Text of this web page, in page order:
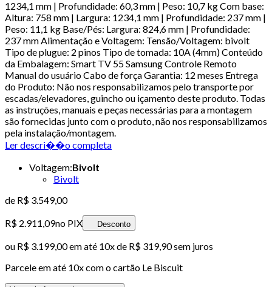
1234,1 mm | Profundidade: 60,3 mm | Peso: 10,7 kg Com base:
Altura: 758 mm | Largura: 1234,1 mm | Profundidade: 237 mm |
Peso: 11,1 kg Base/Pés: Largura: 824,6 mm | Profundidade:
237 mm Alimentação e Voltagem: Tensão/Voltagem: bivolt
Tipo de plugue: 2 pinos Tipo de tomada: 10A (4mm) Conteúdo
da Embalagem: Smart TV 55 Samsung Controle Remoto
Manual do usuário Cabo de força Garantia: 12 meses Entrega
do Produto: Não nos responsabilizamos pelo transporte por
escadas/elevadores, guincho ou içamento deste produto. Todas
as instruções, manuais e peças necessárias para a montagem
são fornecidas junto com o produto, não nos responsabilizamos
pela instalação/montagem.
Ler descri��o completa
Voltagem:Bivolt
Bivolt
de R$ 3.549,00
R$ 2.911,09no PIX Desconto
ou R$ 3.199,00em até 10x de R$ 319,90 sem juros
Parcele em até 10x com o cartão Le Biscuit